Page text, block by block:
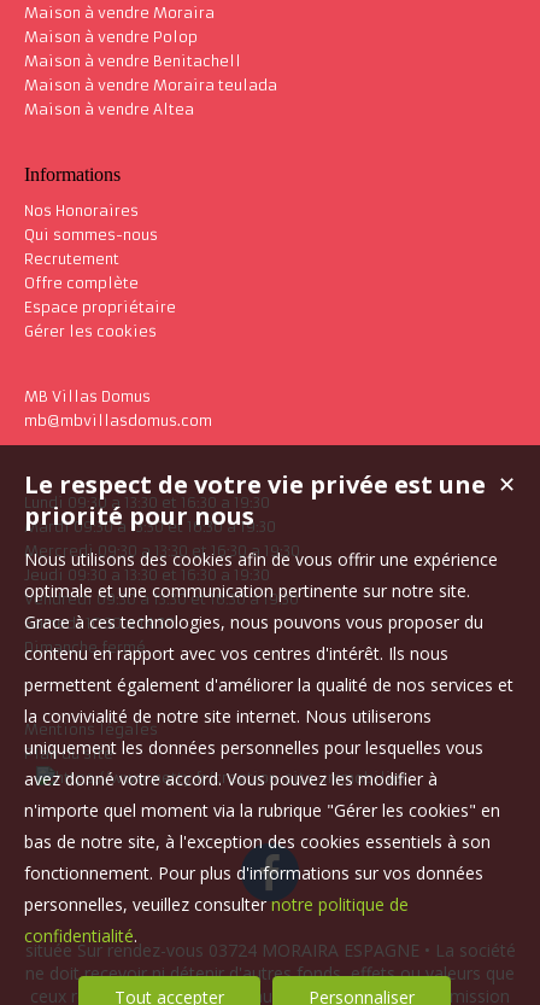
Maison à vendre Moraira
Maison à vendre Polop
Maison à vendre Benitachell
Maison à vendre Moraira teulada
Maison à vendre Altea
Informations
Nos Honoraires
Qui sommes-nous
Recrutement
Offre complète
Espace propriétaire
Gérer les cookies
MB Villas Domus
mb@mbvillasdomus.com
Lundi 09:30 a 13:30 et 16:30 a 19:30
Mardi 09:30 a 13:30 et 16:30 a 19:30
Mercredi 09:30 a 13:30 et 16:30 a 19:30
Jeudi 09:30 a 13:30 et 16:30 a 19:30
Vendredi 09:30 a 13:30 et 16:30 a 19:30
Samedi 10:30 a 14:30
Dimanche fermé
Mentions légales
Plan du site
située Sur rendez-vous 03724 MORAIRA ESPAGNE • La société
ne doit recevoir ni détenir d'autres fonds, effets ou valeurs que
ceux représentatifs de sa rémunération ou de sa commission
✕
Le respect de votre vie privée est une
priorité pour nous
Nous utilisons des cookies afin de vous offrir une expérience
optimale et une communication pertinente sur notre site.
Grace à ces technologies, nous pouvons vous proposer du
contenu en rapport avec vos centres d'intérêt. Ils nous
permettent également d'améliorer la qualité de nos services et
la convivialité de notre site internet. Nous utiliserons
uniquement les données personnelles pour lesquelles vous
avez donné votre accord. Vous pouvez les modifier à
n'importe quel moment via la rubrique "Gérer les cookies" en
bas de notre site, à l'exception des cookies essentiels à son
fonctionnement. Pour plus d'informations sur vos données
personnelles, veuillez consulternotre politique de
confidentialité.
Tout accepter Personnaliser